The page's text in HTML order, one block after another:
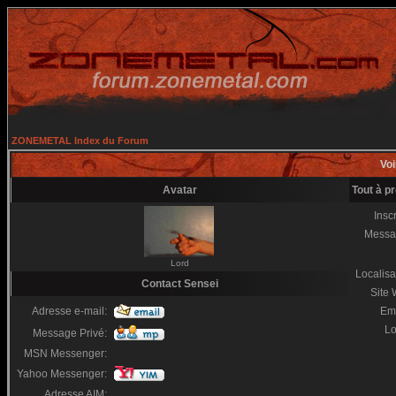
ZONEMETAL Index du Forum
Avatar Tout à
Lord
Site
Contact Sensei
Adresse e-mail:
Message Privé:
MSN Messenger:
Yahoo Messenger: